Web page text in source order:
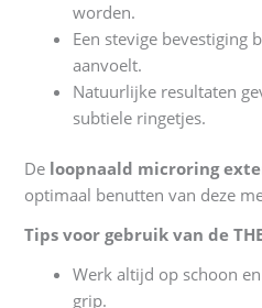
worden.
Een stevige bevestiging
aanvoelt.
Natuurlijke resultaten
subtiele ringetjes.
De loopnaald microring
optimaal benutten van deze
Tips voor gebruik van de
Werk altijd op schoon
grip.